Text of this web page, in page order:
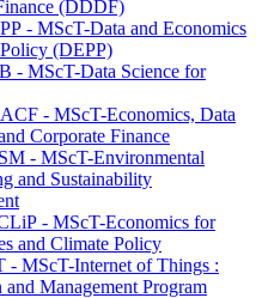
(DDDF)
- MScT-Data and Economics
(DEPP)
- MScT-Data Science for
- MScT-Economics, Data
Corporate Finance
- MScT-Environmental
and Sustainability
- MScT-Economics for
and Climate Policy
- MScT-Internet of Things :
Management Program